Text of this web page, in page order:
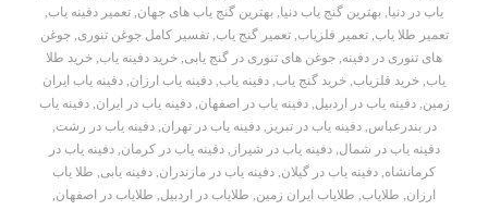
یاب در دنیا, بهترین گنج یاب دنیا, بهترین گنج یاب های جهان, تعمیر دفینه یاب,
تعمیر طلا یاب,تعمیر فلزیاب,تعمیر گنج یاب,تفسیر کامل جوغن تنوری,جوغن
های تنوری در دفینه, جوغن های تنوری در گنج یابی, خرید دفینه یاب, خرید طلا
یاب, خرید فلزیاب, خرید گنج یاب, دفینه یاب, دفینه یاب ارزان, دفینه یاب ایران
زمین,دفینه یاب در اردبیل,دفینه یاب در اصفهان,دفینه یاب در ایران,دفینه یاب
در بندرعباس,دفینه یاب در تبریز ,دفینه یاب در تهران,دفینه یاب در رشت,
دفینه یاب در شمال,دفینه یاب در شیراز ,دفینه یاب در کرمان,دفینه یاب در
کرمانشاه, دفینه یاب در گیلان, دفینه یاب در مازندران, دفینه یابی, طلا یاب
ارزان, طلایاب, طلایاب ایران زمین, طلایاب در اردبیل, طلایاب در اصفهان,